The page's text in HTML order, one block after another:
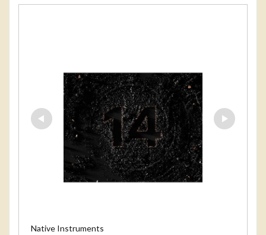
Native Instruments